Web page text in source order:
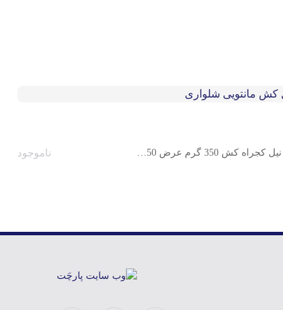
پارچه نیل کجراه کش 350 گرم عرض 150 س م ناموجود